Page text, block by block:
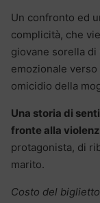
Un confronto ed
complicità, che
giovane sorella
emozionale
omicidio della
Una storia di
fronte alla
protagonista, di
marito.
Costo del